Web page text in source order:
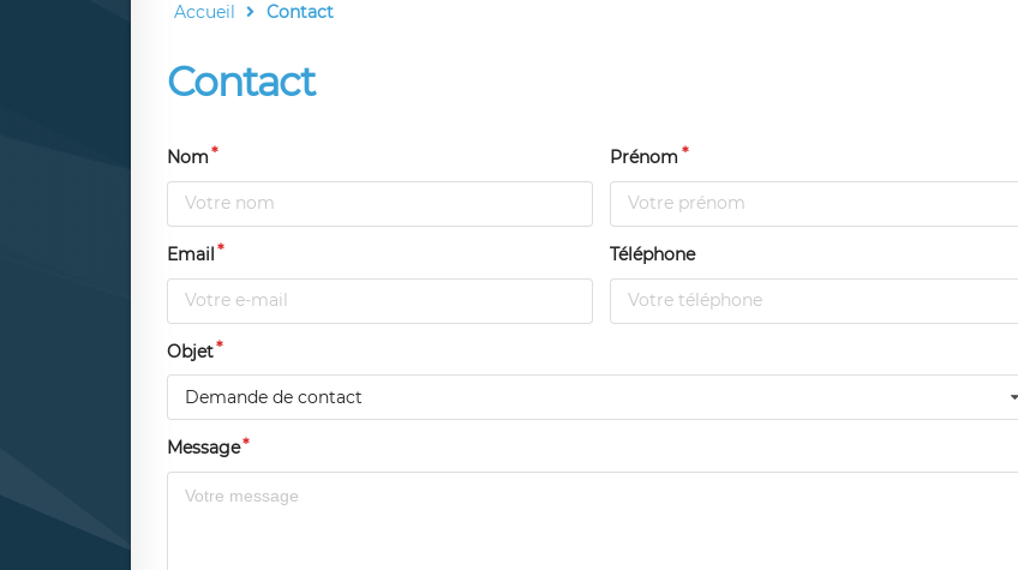
Accueil Contact
Contact
Nom Prénom
Email Téléphone
Objet
Demande de contact
Message